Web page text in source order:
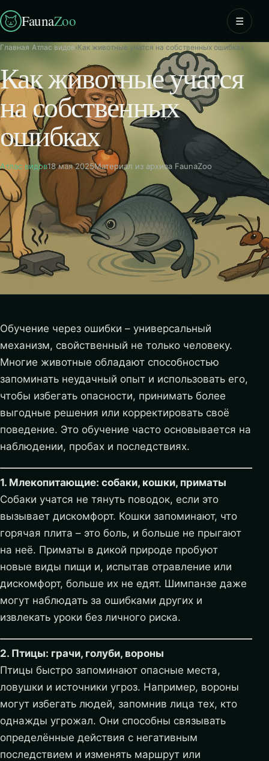
FaunaZoo ☰
Главная Атлас видов›Как животные учатся на собственных ошибках
Как животные учатся
на собственных
ошибках
Атлас видов18 мая 2025Материал из архива FaunaZoo
Обучение через ошибки – универсальный
механизм, свойственный не только человеку.
Многие животные обладают способностью
запоминать неудачный опыт и использовать его,
чтобы избегать опасности, принимать более
выгодные решения или корректировать своё
поведение. Это обучение часто основывается на
наблюдении, пробах и последствиях.
1. Млекопитающие: собаки, кошки, приматы
Собаки учатся не тянуть поводок, если это
вызывает дискомфорт. Кошки запоминают, что
горячая плита – это боль, и больше не прыгают
на неё. Приматы в дикой природе пробуют
новые виды пищи и, испытав отравление или
дискомфорт, больше их не едят. Шимпанзе даже
могут наблюдать за ошибками других и
извлекать уроки без личного риска.
2. Птицы: грачи, голуби, вороны
Птицы быстро запоминают опасные места,
ловушки и источники угроз. Например, вороны
могут избегать людей, запомнив лица тех, кто
однажды угрожал. Они способны связывать
определённые действия с негативным
последствием и изменять маршрут или